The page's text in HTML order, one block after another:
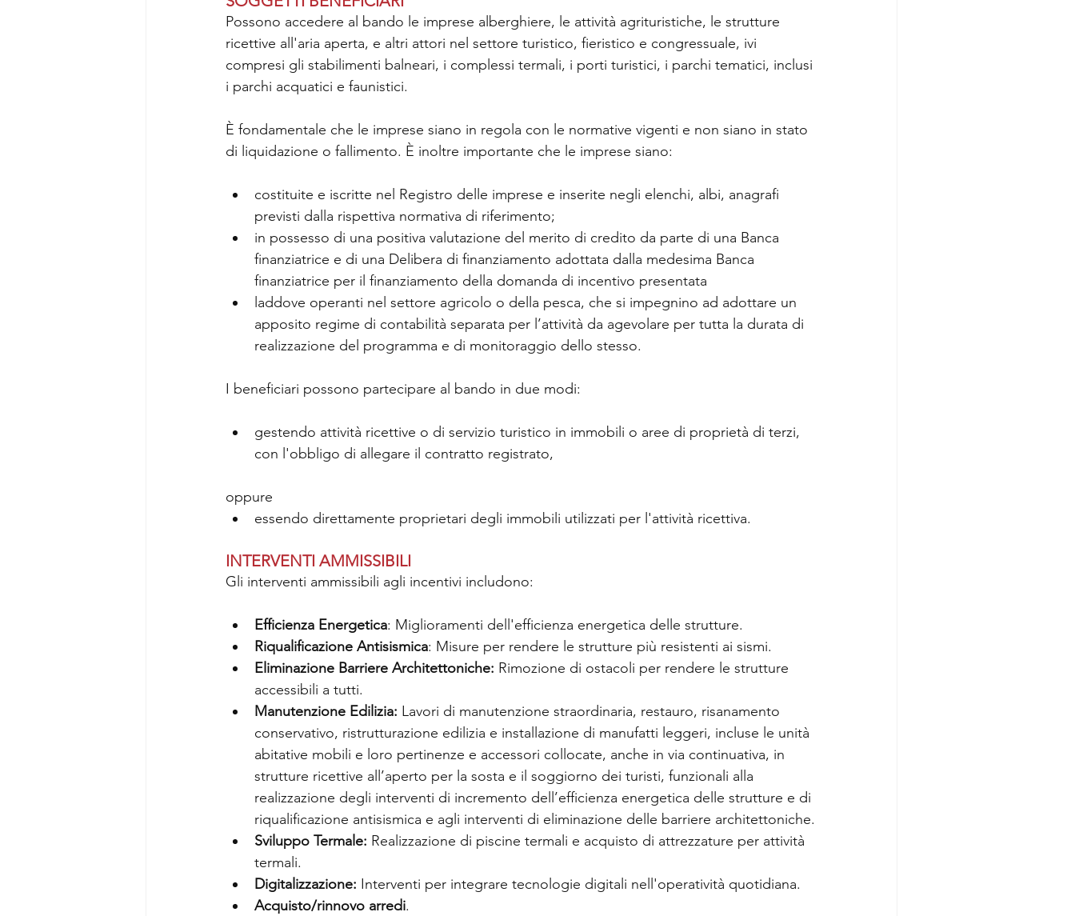
Possono accedere al bando le imprese alberghiere, le attività agrituristiche, le strutture
ricettive all'aria aperta, e altri attori nel settore turistico, fieristico e congressuale, ivi
compresi gli stabilimenti balneari, i complessi termali, i porti turistici, i parchi tematici, inclusi
i parchi acquatici e faunistici.
È fondamentale che le imprese siano in regola con le normative vigenti e non siano in stato
di liquidazione o fallimento. È inoltre importante che le imprese siano:
costituite e iscritte nel Registro delle imprese e inserite negli elenchi, albi, anagrafi
previsti dalla rispettiva normativa di riferimento;
in possesso di una positiva valutazione del merito di credito da parte di una Banca
finanziatrice e di una Delibera di finanziamento adottata dalla medesima Banca
finanziatrice per il finanziamento della domanda di incentivo presentata
laddove operanti nel settore agricolo o della pesca, che si impegnino ad adottare un
apposito regime di contabilità separata per l’attività da agevolare per tutta la durata di
realizzazione del programma e di monitoraggio dello stesso.
I beneficiari possono partecipare al bando in due modi:
gestendo attività ricettive o di servizio turistico in immobili o aree di proprietà di terzi,
con l'obbligo di allegare il contratto registrato,
oppure
essendo direttamente proprietari degli immobili utilizzati per l'attività ricettiva.
INTERVENTI AMMISSIBILI
Gli interventi ammissibili agli incentivi includono:
Efficienza Energetica: Miglioramenti dell'efficienza energetica delle strutture.
Riqualificazione Antisismica: Misure per rendere le strutture più resistenti ai sismi.
Eliminazione Barriere Architettoniche: Rimozione di ostacoli per rendere le strutture
accessibili a tutti.
Manutenzione Edilizia: Lavori di manutenzione straordinaria, restauro, risanamento
conservativo, ristrutturazione edilizia e installazione di manufatti leggeri, incluse le unità
abitative mobili e loro pertinenze e accessori collocate, anche in via continuativa, in
strutture ricettive all’aperto per la sosta e il soggiorno dei turisti, funzionali alla
realizzazione degli interventi di incremento dell’efficienza energetica delle strutture e di
riqualificazione antisismica e agli interventi di eliminazione delle barriere architettoniche.
Sviluppo Termale: Realizzazione di piscine termali e acquisto di attrezzature per attività
termali.
Digitalizzazione: Interventi per integrare tecnologie digitali nell'operatività quotidiana.
Acquisto/rinnovo arredi.